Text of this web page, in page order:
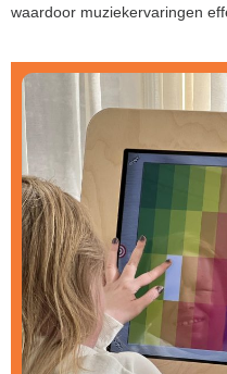
waardoor muziekervaringen